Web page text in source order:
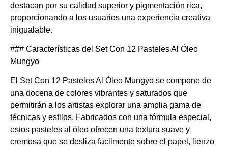
destacan por su calidad superior y pigmentación rica,
proporcionando a los usuarios una experiencia creativa
inigualable.
### Características del Set Con 12 Pasteles Al Óleo
Mungyo
El Set Con 12 Pasteles Al Óleo Mungyo se compone de
una docena de colores vibrantes y saturados que
permitirán a los artistas explorar una amplia gama de
técnicas y estilos. Fabricados con una fórmula especial,
estos pasteles al óleo ofrecen una textura suave y
cremosa que se desliza fácilmente sobre el papel, lienzo